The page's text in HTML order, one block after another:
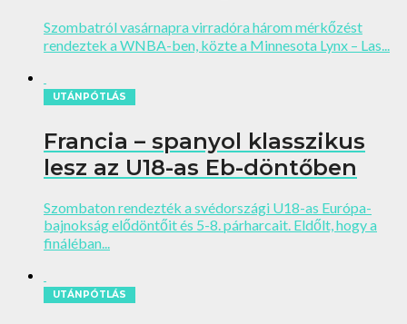
Szombatról vasárnapra virradóra három mérkőzést
rendeztek a WNBA-ben, közte a Minnesota Lynx – Las...
UTÁNPÓTLÁS
Francia – spanyol klasszikus
lesz az U18-as Eb-döntőben
Szombaton rendezték a svédországi U18-as Európa-
bajnokság elődöntőit és 5-8. párharcait. Eldőlt, hogy a
fináléban...
UTÁNPÓTLÁS